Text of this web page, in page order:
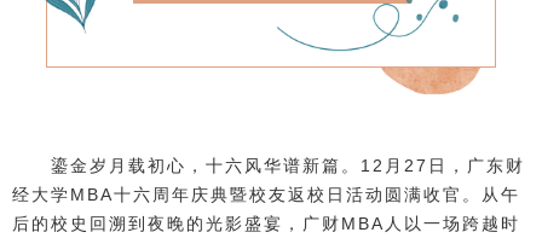
鎏金岁月载初心，十六风华谱新篇。12月27日，广东财
经大学MBA十六周年庆典暨校友返校日活动圆满收官。从午
后的校史回溯到夜晚的光影盛宴，广财MBA人以一场跨越时